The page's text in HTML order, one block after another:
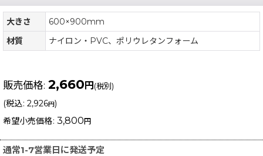
大きさ
600×900mm
材質
ナイロン・PVC、ポリウレタンフォーム
販売価格: 2,660 円 (税別)
(税込: 2,926円)
希望小売価格: 3,800 円
通常1-7営業日に発送予定